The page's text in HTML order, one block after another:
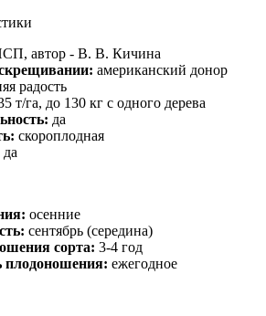
автор - В. В. Кичина
американский донор
радость
т/га, до 130 кг с одного дерева
да
скороплодная
да
осенние
сентябрь (середина)
сорта: 3-4 год
плодоношения: ежегодное